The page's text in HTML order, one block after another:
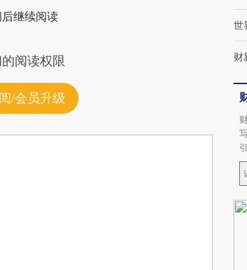
继续阅读
阅读权限
/会员升级
世
财